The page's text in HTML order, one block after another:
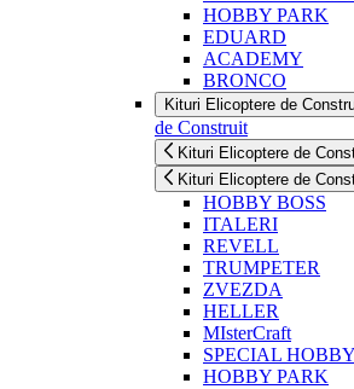
HOBBY PARK
EDUARD
ACADEMY
BRONCO
Kituri Elicoptere de
de Construit
Kituri Elicoptere de
Kituri Elicoptere de
HOBBY BOSS
ITALERI
REVELL
TRUMPETER
ZVEZDA
HELLER
MIsterCraft
SPECIAL HOBBY
HOBBY PARK